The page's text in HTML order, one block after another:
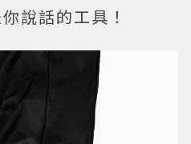
說話的工具！